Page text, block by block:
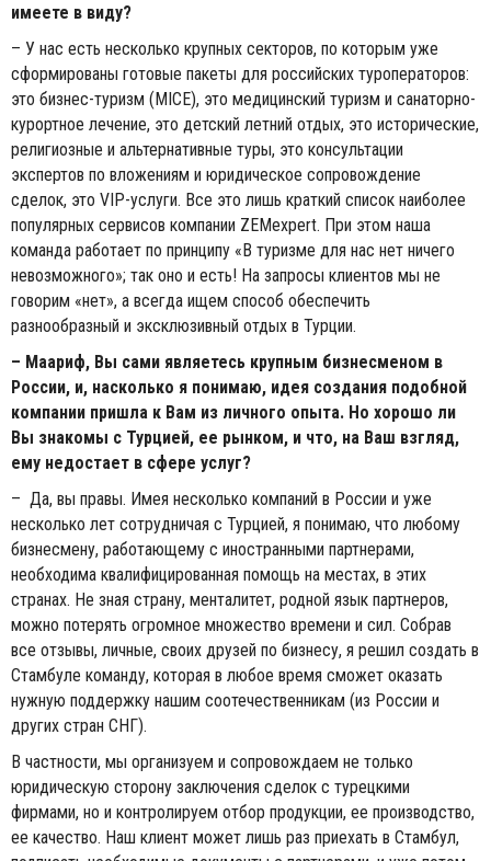
имеете в виду?
– У нас есть несколько крупных секторов, по которым уже
сформированы готовые пакеты для российских туроператоров:
это бизнес-туризм (MICE), это медицинский туризм и санаторно-
курортное лечение, это детский летний отдых, это исторические,
религиозные и альтернативные туры, это консультации
экспертов по вложениям и юридическое сопровождение
сделок, это VIP-услуги. Все это лишь краткий список наиболее
популярных сервисов компании ZEMexpert. При этом наша
команда работает по принципу «В туризме для нас нет ничего
невозможного»; так оно и есть! На запросы клиентов мы не
говорим «нет», а всегда ищем способ обеспечить
разнообразный и эксклюзивный отдых в Турции.
– Маариф, Вы сами являетесь крупным бизнесменом в
России, и, насколько я понимаю, идея создания подобной
компании пришла к Вам из личного опыта. Но хорошо ли
Вы знакомы с Турцией, ее рынком, и что, на Ваш взгляд,
ему недостает в сфере услуг?
– Да, вы правы. Имея несколько компаний в России и уже
несколько лет сотрудничая с Турцией, я понимаю, что любому
бизнесмену, работающему с иностранными партнерами,
необходима квалифицированная помощь на местах, в этих
странах. Не зная страну, менталитет, родной язык партнеров,
можно потерять огромное множество времени и сил. Собрав
все отзывы, личные, своих друзей по бизнесу, я решил создать в
Стамбуле команду, которая в любое время сможет оказать
нужную поддержку нашим соотечественникам (из России и
других стран СНГ).
В частности, мы организуем и сопровождаем не только
юридическую сторону заключения сделок с турецкими
фирмами, но и контролируем отбор продукции, ее производство,
ее качество. Наш клиент может лишь раз приехать в Стамбул,